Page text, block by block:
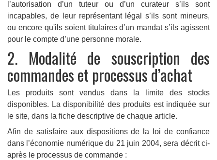
l’autorisation d’un tuteur ou d’un curateur s’ils sont
incapables, de leur représentant légal s’ils sont mineurs,
ou encore qu'ils soient titulaires d’un mandat s’ils agissent
pour le compte d’une personne morale.
2. Modalité de souscription des
commandes et processus d’achat
Les produits sont vendus dans la limite des stocks
disponibles. La disponibilité des produits est indiquée sur
le site, dans la fiche descriptive de chaque article.
Afin de satisfaire aux dispositions de la loi de confiance
dans l’économie numérique du 21 juin 2004, sera décrit ci-
après le processus de commande :